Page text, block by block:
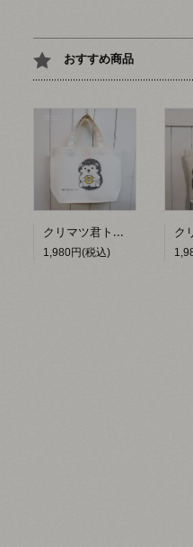
おすすめ商品
クリマツ君トートバッグ(ドーナツ)【イワモトシューヘー】
1,980円(税込)